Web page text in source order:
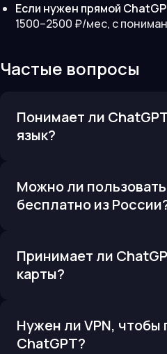
Если нужен прямой
1500–2500 ₽/мес, с
Частые вопросы
Понимает ли
язык?
Можно ли
бесплатно из
Принимает ли
карты?
Нужен ли VPN, чтобы
ChatGPT?